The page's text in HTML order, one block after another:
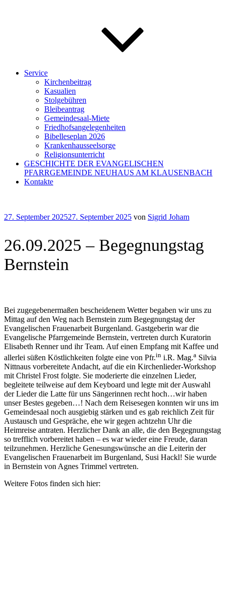
Service
Kirchenbeitrag
Kasualien
Stolgebühren
Bleibeantrag
Gemeindesaal-Miete
Friedhofsangelegenheiten
Bibelleseplan 2026
Krankenhausseelsorge
Religionsunterricht
GESCHICHTE DER EVANGELISCHEN
PFARRGEMEINDE NEUHAUS AM KLAUSENBACH
Kontakte
Veröffentlicht
27. September 202527. September 2025 von Sigrid Joham
26.09.2025 – Begegnungstag
Bernstein
Bei zugegebenermaßen bescheidenem Wetter begaben wir uns zu
Mittag auf den Weg nach Bernstein zum Begegnungstag der
Evangelischen Frauenarbeit Burgenland. Gastgeberin war die
Evangelische Pfarrgemeinde Bernstein, vertreten durch Kuratorin
Elisabeth Renner und ihr Team. Auf einen Empfang mit Kaffee und
allerlei süßen Köstlichkeiten folgte eine von Pfr.in i.R. Mag.a Silvia
Nittnaus vorbereitete Andacht, auf die ein Kirchenlieder-Workshop
mit Christel Frost folgte. Sie moderierte die einzelnen Lieder,
begleitete teilweise auf dem Keyboard und legte mit der Auswahl
der Lieder die Latte für uns Sängerinnen recht hoch…wir haben
unser Bestes gegeben…! Nach dem Reisesegen konnten wir uns im
Gemeindesaal noch ausgiebig stärken und es gab reichlich Zeit für
Austausch und Gespräche, ehe wir gegen achtzehn Uhr die
Heimreise antraten. Herzlicher Dank an alle, die den Begegnungstag
so trefflich vorbereitet haben – es war wieder eine Freude, daran
teilzunehmen. Herzliche Genesungswünsche an die Leiterin der
Evangelischen Frauenarbeit im Burgenland, Susi Hackl! Sie wurde
in Bernstein von Agnes Trimmel vertreten.
Weitere Fotos finden sich hier: